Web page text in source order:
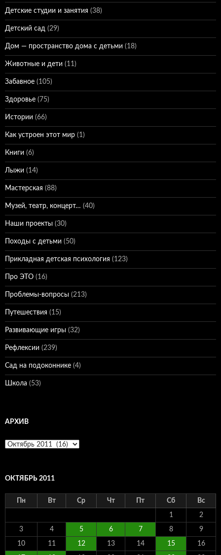
Детские студии и занятия (38)
Детский сад (29)
Дом — пространство дома с детьми (18)
Животные и дети (11)
Забавное (105)
Здоровье (75)
Истории (66)
Как устроен этот мир (1)
Книги (6)
Лыжи (14)
Мастерская (88)
Музей, театр, концерт… (40)
Наши проекты (30)
Походы с детьми (50)
Прикладная детская психология (123)
Про ЭТО (16)
Проблемы-вопросы (213)
Путешествия (15)
Развивающие игры (32)
Рефлексии (239)
Сад на подоконнике (4)
Школа (53)
АРХИВ
Архив
ОКТЯБРЬ 2011
Пн Вт Ср Чт Пт Сб Вс
1 2
3 4 5 6 7 8 9
10 11 12 13 14 15 16